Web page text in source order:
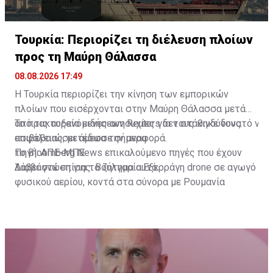
Τουρκία: Περιορίζει τη διέλευση πλοίων
προς τη Μαύρη Θάλασσα
08.08.2026 17:49
Η Τουρκία περιορίζει την κίνηση των εμπορικών
πλοίων που εισέρχονται στην Μαύρη Θάλασσα μετά
από τις αυξανόμενες ανησυχίες για τους κινδύνους
ασφάλειας, μετέδωσε σήμερα
το Bloomberg News επικαλούμενο πηγές που έχουν
λάβει γνώση για το ζήτημα αυτό.
Το πρακτορείο ειδήσεων Reuters δεν στάθηκε δυνατό να
επιβεβαιώσει άμεσα την αναφορά.
Πηγή: ΑΠΕ-ΜΠΕ
Διαβάστε επίσης:Βουλγαρία:Εξερράγη drone σε αγωγό
φυσικού αερίου, κοντά στα σύνορα με Ρουμανία